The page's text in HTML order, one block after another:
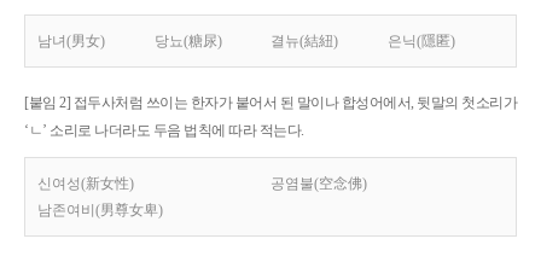
남녀(男女) 당뇨(糖尿) 결뉴(結紐) 은닉(隱匿)
[붙임 2] 접두사처럼 쓰이는 한자가 붙어서 된 말이나 합성어에서, 뒷말의 첫소리가
‘ㄴ’ 소리로 나더라도 두음 법칙에 따라 적는다.
신여성(新女性)
공염불(空念佛)
남존여비(男尊女卑)